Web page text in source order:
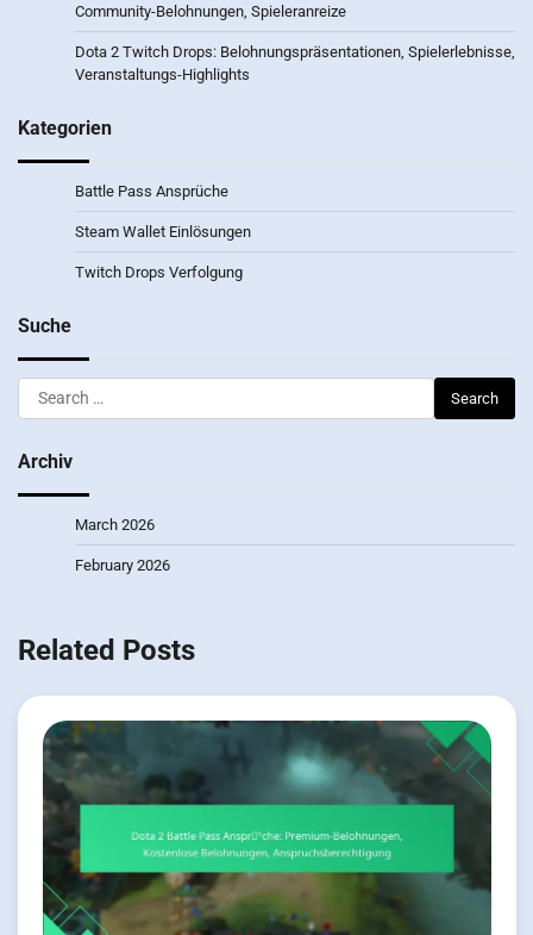
Community-Belohnungen, Spieleranreize
Dota 2 Twitch Drops: Belohnungspräsentationen, Spielerlebnisse,
Veranstaltungs-Highlights
Kategorien
Battle Pass Ansprüche
Steam Wallet Einlösungen
Twitch Drops Verfolgung
Suche
Search
for:
Archiv
March 2026
February 2026
Related Posts